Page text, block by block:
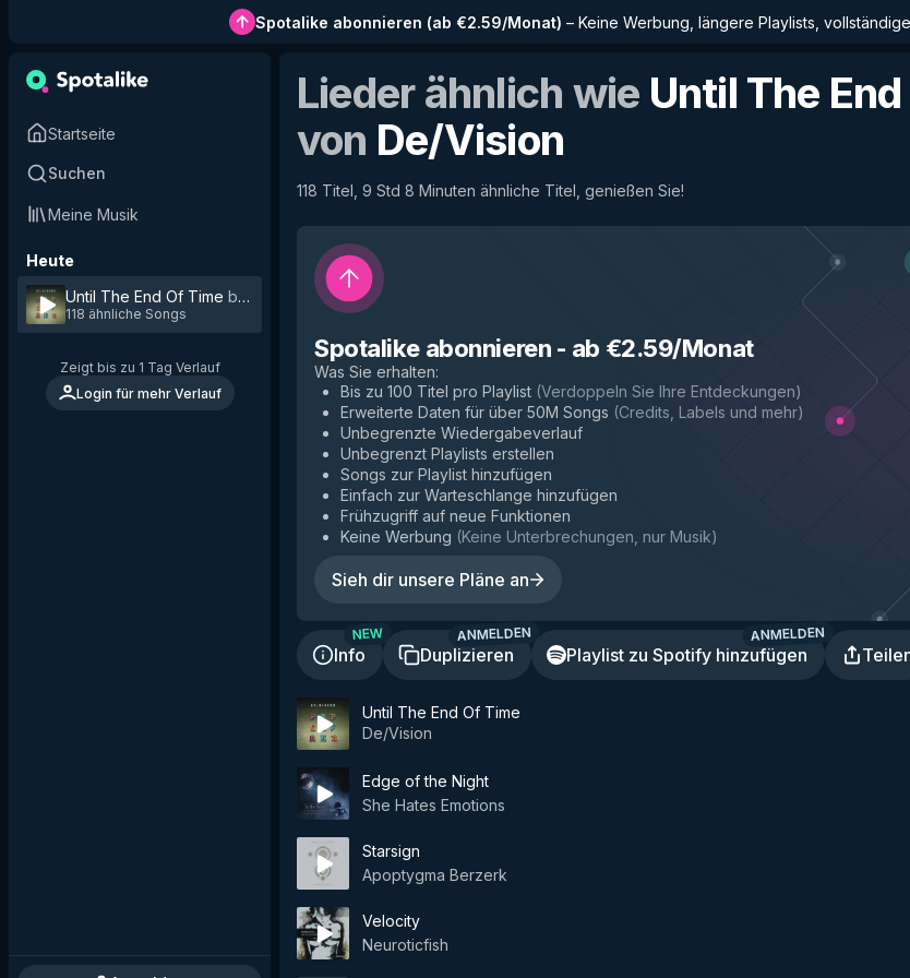
Spotalike abonnieren (ab €2.59/Monat) – Keine Werbung, längere Playlists,
Startseite
Suchen
Meine Musik
Heute
Until The End Of Time by De/Vision
118 ähnliche Songs
Zeigt bis zu 1 Tag Verlauf
Login für mehr Verlauf
Lieder ähnlich wie Until The
von De/Vision
118 Titel, 9 Std 8 Minuten ähnliche Titel, genießen Sie!
Spotalike abonnieren - ab €2.59/Monat
Was Sie erhalten:
Bis zu 100 Titel pro Playlist (Verdoppeln Sie Ihre Entdeckungen)
Erweiterte Daten für über 50M Songs (Credits, Labels und mehr)
Unbegrenzte Wiedergabeverlauf
Unbegrenzt Playlists erstellen
Songs zur Playlist hinzufügen
Einfach zur Warteschlange hinzufügen
Frühzugriff auf neue Funktionen
Keine Werbung (Keine Unterbrechungen, nur Musik)
Sieh dir unsere Pläne an
Info
NEW
Duplizieren
ANMELDEN
Playlist zu Spotify hinzufügen
ANMELDEN
Until The End Of Time
De/Vision
Edge of the Night
She Hates Emotions
Starsign
Apoptygma Berzerk
Velocity
Neuroticfish